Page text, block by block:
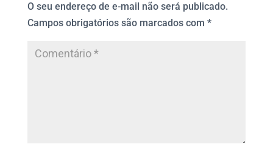
O seu endereço de e-mail não será publicado.
Campos obrigatórios são marcados com *